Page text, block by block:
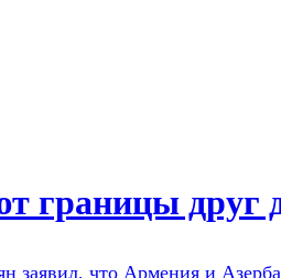
границы друг
что Армения и